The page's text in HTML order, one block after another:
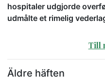
hospitaler udgjorde
udmålte et rimelig
Till
Äldre häften